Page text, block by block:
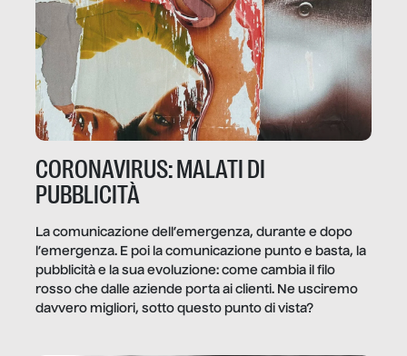
CORONAVIRUS: MALATI DI
PUBBLICITÀ
La comunicazione dell’emergenza, durante e dopo
l’emergenza. E poi la comunicazione punto e basta, la
pubblicità e la sua evoluzione: come cambia il filo
rosso che dalle aziende porta ai clienti. Ne usciremo
davvero migliori, sotto questo punto di vista?